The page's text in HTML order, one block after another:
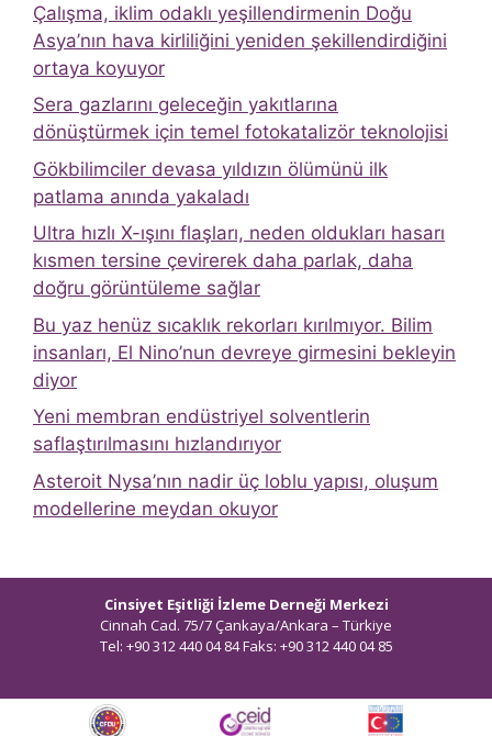
Çalışma, iklim odaklı yeşillendirmenin Doğu
Asya’nın hava kirliliğini yeniden şekillendirdiğini
ortaya koyuyor
Sera gazlarını geleceğin yakıtlarına
dönüştürmek için temel fotokatalizör teknolojisi
Gökbilimciler devasa yıldızın ölümünü ilk
patlama anında yakaladı
Ultra hızlı X-ışını flaşları, neden oldukları hasarı
kısmen tersine çevirerek daha parlak, daha
doğru görüntüleme sağlar
Bu yaz henüz sıcaklık rekorları kırılmıyor. Bilim
insanları, El Nino’nun devreye girmesini bekleyin
diyor
Yeni membran endüstriyel solventlerin
saflaştırılmasını hızlandırıyor
Asteroit Nysa’nın nadir üç loblu yapısı, oluşum
modellerine meydan okuyor
Cinsiyet Eşitliği İzleme Derneği Merkezi
Cinnah Cad. 75/7 Çankaya/Ankara – Türkiye
Tel: +90 312 440 04 84 Faks: +90 312 440 04 85